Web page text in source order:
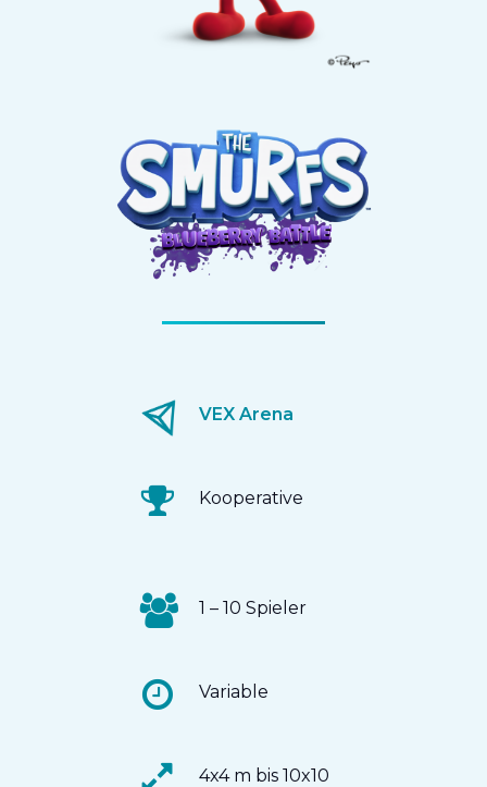
VEX Arena
Kooperative
1 – 10 Spieler
Variable
4x4 m bis 10x10